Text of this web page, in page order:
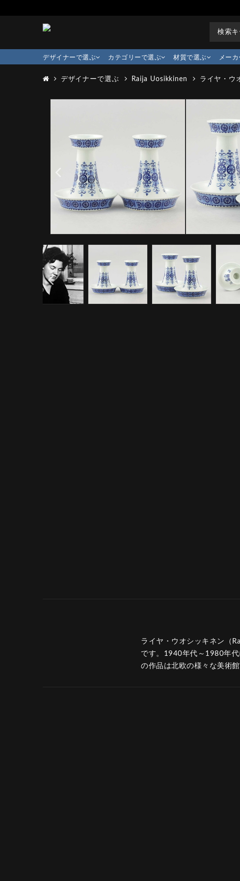
デザイナーで選ぶ カテゴリーで選ぶ 材質で選ぶ メー
デザイナーで選ぶ Raija Uosikkinen ライヤ・ウ
ライヤ・ウオシッキネン（
です。1940年代～1980年代
の作品は北欧の様々な美術